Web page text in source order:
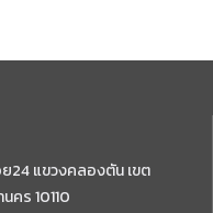
24 แขวงคลองตัน เขต
คร 10110